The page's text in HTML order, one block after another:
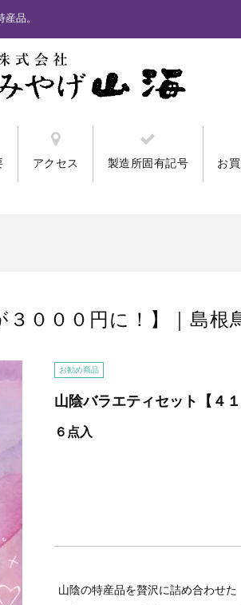
品。
アクセス 製造所固有記号 お
再入力」と表示されるお客様。
０００円に！】｜島根
お勧め商品
山陰バラエティセット【４
６点入
山陰の特産品を贅沢に詰め合わせ